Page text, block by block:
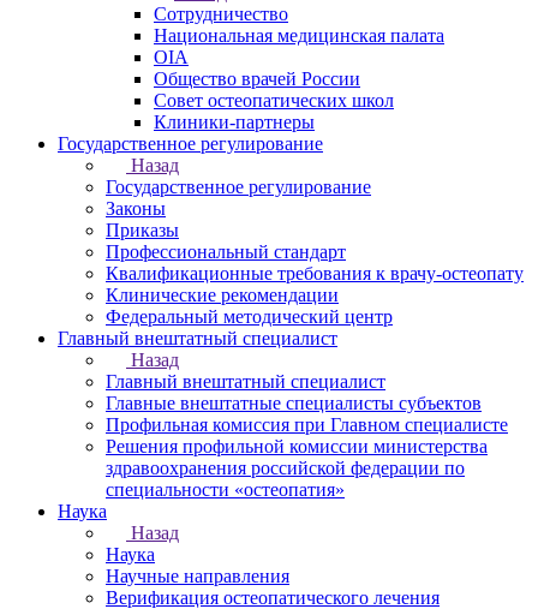
Сотрудничество
Национальная медицинская палата
OIA
Общество врачей России
Совет остеопатических школ
Клиники-партнеры
Государственное регулирование
Назад
Государственное регулирование
Законы
Приказы
Профессиональный стандарт
Квалификационные требования к врачу-остеопату
Клинические рекомендации
Федеральный методический центр
Главный внештатный специалист
Назад
Главный внештатный специалист
Главные внештатные специалисты субъектов
Профильная комиссия при Главном специалисте
Решения профильной комиссии министерства
здравоохранения российской федерации по
специальности «остеопатия»
Наука
Назад
Наука
Научные направления
Верификация остеопатического лечения